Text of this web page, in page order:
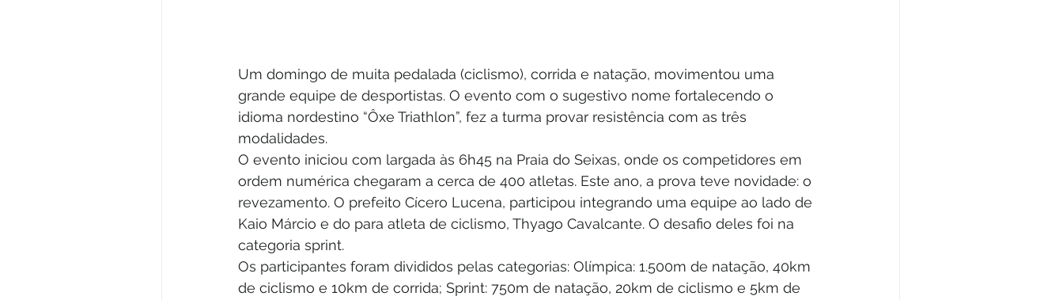
Um domingo de muita pedalada (ciclismo), corrida e natação, movimentou uma
grande equipe de desportistas. O evento com o sugestivo nome fortalecendo o
idioma nordestino “Ôxe Triathlon”, fez a turma provar resistência com as três
modalidades.
O evento iniciou com largada às 6h45 na Praia do Seixas, onde os competidores em
ordem numérica chegaram a cerca de 400 atletas. Este ano, a prova teve novidade: o
revezamento. O prefeito Cícero Lucena, participou integrando uma equipe ao lado de
Kaio Márcio e do para atleta de ciclismo, Thyago Cavalcante. O desafio deles foi na
categoria sprint.
Os participantes foram divididos pelas categorias: Olímpica: 1.500m de natação, 40km
de ciclismo e 10km de corrida; Sprint: 750m de natação, 20km de ciclismo e 5km de